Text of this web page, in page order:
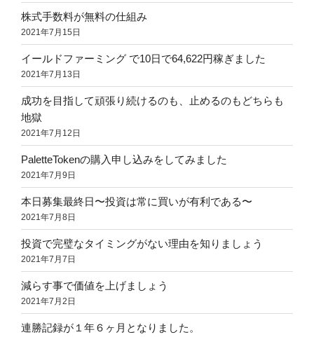
株式手数料が無料の仕組み
2021年7月15日
イールドファーミング で10日で64,622円稼ぎました
2021年7月13日
成功を目指して頑張り続けるのも、止めるのもどちらも
地獄
2021年7月12日
PaletteTokenの購入申し込みをしてみました
2021年7月9日
本日募集最終日〜投資は常に買いが有利である〜
2021年7月8日
投資で完璧なタイミングがない理由を知りましょう
2021年7月7日
減らす事で価値を上げましょう
2021年7月2日
連勝記録が１年６ヶ月となりました。